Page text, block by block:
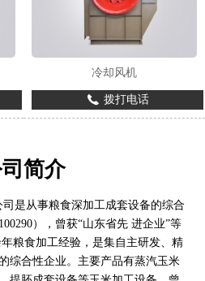
冷却风机
拨打电话
简介
是从事粮食深加工成套设备的综合
），曾获“山东省先 进企业”等
粮食加工经验，是集自主研发、精
综合性企业。主要产品有蒸汽玉米